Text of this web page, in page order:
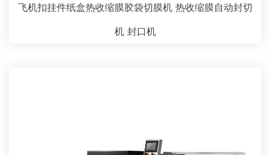
飞机扣挂件纸盒热收缩膜胶袋切膜机 热收缩膜自动封切
机 封口机